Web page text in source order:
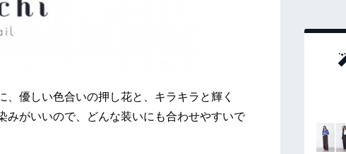
優しい色合いの押し花と、キラキラと輝く
みがいいので、どんな装いにも合わせやすいで